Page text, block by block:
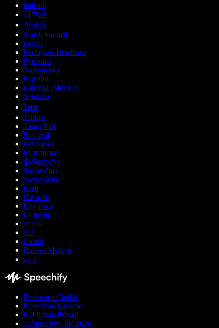
Italiano
日本語
한국어
Norsk bokmål
Polski
Português Brasileiro
Русский
Українська
Español
Español (México)
Svenska
ไทย
Türkçe
Tiếng Việt
Română
Português
Български
ქართული
Slovenčina
Slovenščina
Eesti
Hrvatski
Ελληνικά
Lietuvių
עברית
বাংলা
Català
Bahasa Melayu
اردو
Preferensi Cookie
Ketentuan Layanan
Kebijakan Privasi
© Speechify Inc 2026